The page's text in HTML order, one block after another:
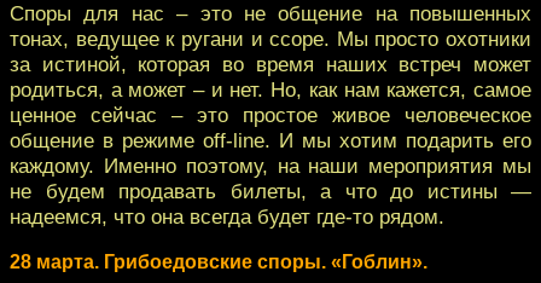
Споры для нас – это не общение на повышенных
тонах, ведущее к ругани и ссоре. Мы просто охотники
за истиной, которая во время наших встреч может
родиться, а может – и нет. Но, как нам кажется, самое
ценное сейчас – это простое живое человеческое
общение в режиме off-line. И мы хотим подарить его
каждому. Именно поэтому, на наши мероприятия мы
не будем продавать билеты, а что до истины —
надеемся, что она всегда будет где-то рядом.
28 марта. Грибоедовские споры. «Гоблин».